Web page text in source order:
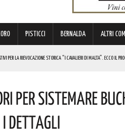
PISTICCI BERNALDA ALTRI
PER LA RIEVOCAZIONE STORICA “I CAVALIERI DI MALTA”. ECCO IL
SU QUESTE EMERGENZE E OPPORTUNITÀ STRATEGICHE CHE
DEI VOTI, RICEVE UNA BORSA DI STUDIO DEL VALORE DI 800 EURO!
Per Sistemare
Dettagli